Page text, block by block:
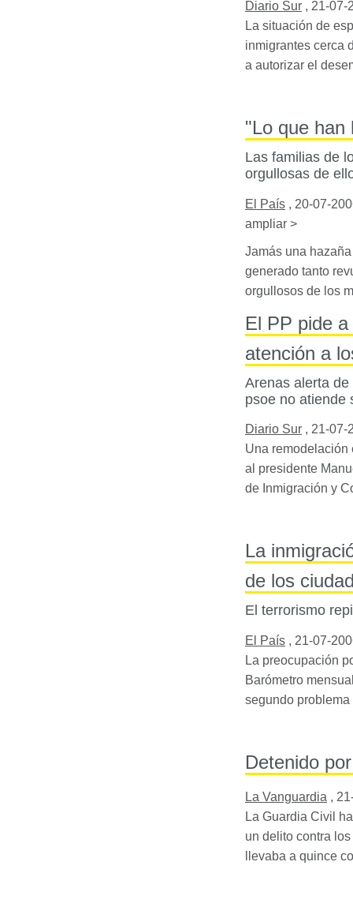
Diario Sur , 21-07-
La situación de
inmigrantes cerca
a autorizar el
"Lo que han
Las familias de
orgullosas de
El País , 20-07-
ampliar >
Jamás una
generado tanto
orgullosos de los
El PP pide
atención a
Arenas alerta
psoe no atiende
Diario Sur , 21-07-
Una remodelación
al presidente
de Inmigración y
La
de los
El terrorismo
El País , 21-07-
La preocupación
Barómetro
segundo
Detenido
La Vanguardia ,
La Guardia Civil
un delito contra
llevaba a quince